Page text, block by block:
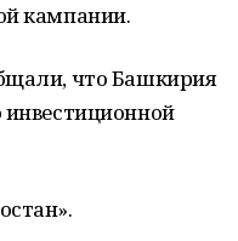
кампании.
что Башкирия